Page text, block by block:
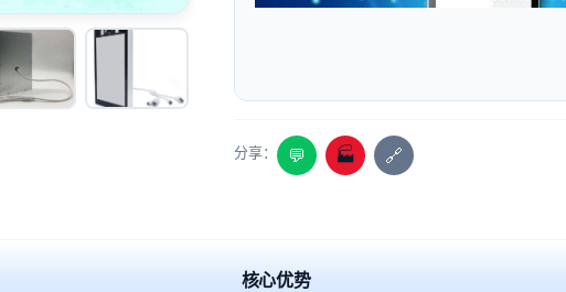
分享： 💬 🏭 🔗
核心优势